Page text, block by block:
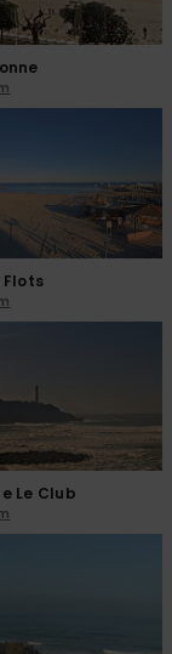
Flots
Le Club